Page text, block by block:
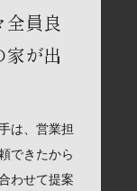
全員良
家が出
は、営業担
できたから
わせて提案